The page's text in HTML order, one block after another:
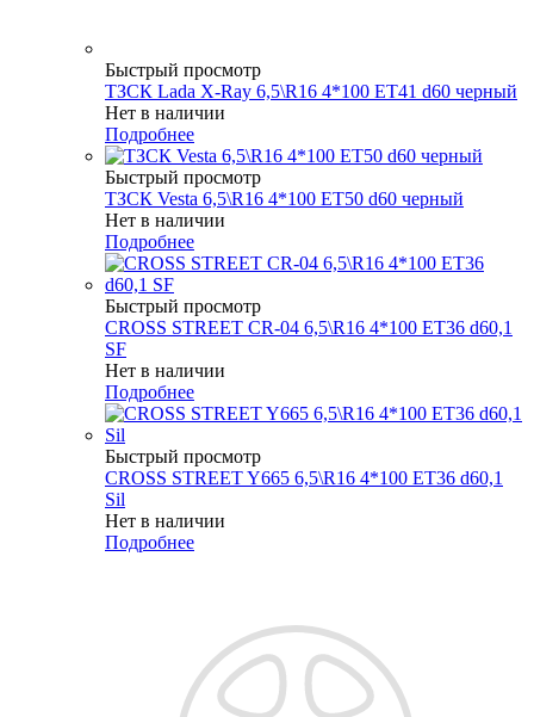
Быстрый просмотр
ТЗСК Lada X-Ray 6,5\R16 4*100 ET41 d60 черный
Нет в наличии
Подробнее
Быстрый просмотр
ТЗСК Vesta 6,5\R16 4*100 ET50 d60 черный
Нет в наличии
Подробнее
Быстрый просмотр
CROSS STREET CR-04 6,5\R16 4*100 ET36 d60,1
SF
Нет в наличии
Подробнее
Быстрый просмотр
CROSS STREET Y665 6,5\R16 4*100 ET36 d60,1
Sil
Нет в наличии
Подробнее